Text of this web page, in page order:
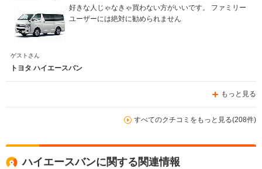
好きな人じゃなきゃ買わない方がいいです。 ファミリー
ユーザーには絶対に勧められません
ゲストさん
トヨタ ハイエースバン
もっと見る
すべてのクチコミをもっと見る(208件)
ハイエースバンに関する関連情報